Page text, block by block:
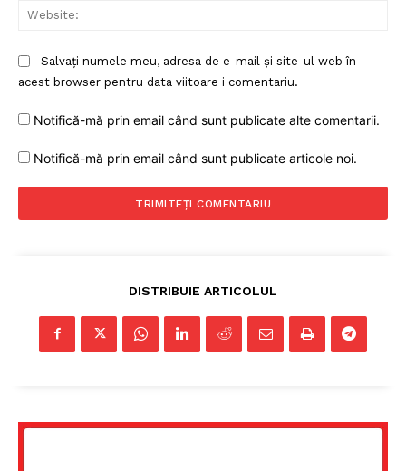
Un proiect
FREEDOM HOUSE ROMÂNIA
Salvați numele meu, adresa de e-mail și site-ul web în
acest browser pentru data viitoare i comentariu.
Notifică-mă prin email când sunt publicate alte comentarii.
Notifică-mă prin email când sunt publicate articole noi.
DISTRIBUIE ARTICOLUL